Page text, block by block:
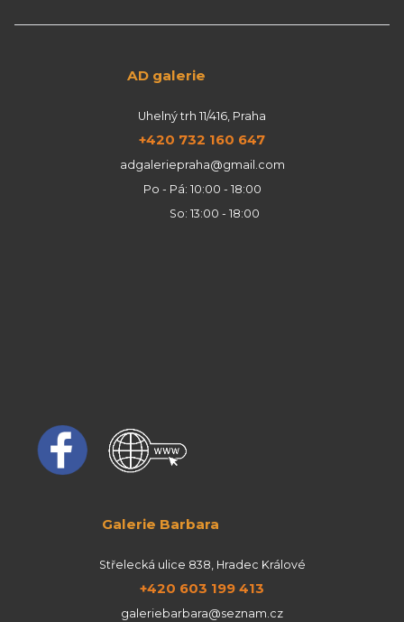
AD galerie
Uhelný trh 11/416, Praha
+420 732 160 647
adgaleriepraha@gmail.com
Po - Pá: 10:00 - 18:00
So: 13:00 - 18:00
Galerie Barbara
Střelecká ulice 838, Hradec Králové
+420 603 199 413
galeriebarbara@seznam.cz